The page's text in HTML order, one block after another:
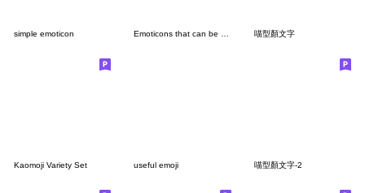
simple emoticon Emoticons that can be used everyday 喵型顏文字
Kaomoji Variety Set useful emoji 喵型顏文字-2